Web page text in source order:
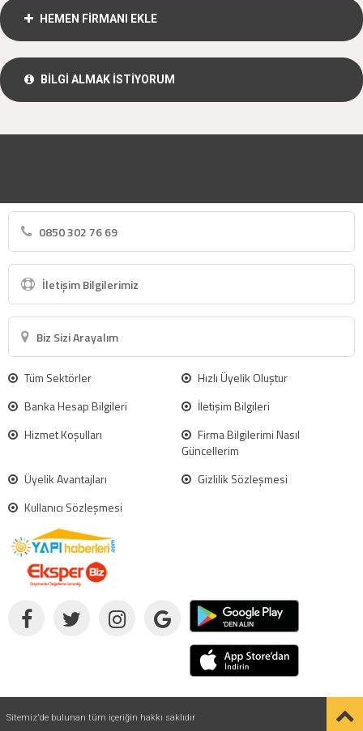
HEMEN FİRMANI EKLE
BİLGİ ALMAK İSTİYORUM
0850 302 76 69
İletişim Bilgilerimiz
Biz Sizi Arayalım
Tüm Sektörler
Hızlı Üyelik Oluştur
Banka Hesap Bilgileri
İletişim Bilgileri
Hizmet Koşulları
Firma Bilgilerimi Nasıl
Güncellerim
Üyelik Avantajları
Gizlilik Sözleşmesi
Kullanıcı Sözleşmesi
Sitemiz'de bulunan tüm içeriğin hakkı saklıdır